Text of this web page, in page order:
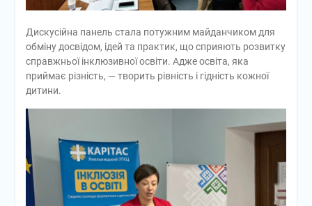
Дискусійна панель стала потужним майданчиком для
обміну досвідом, ідей та практик, що сприяють розвитку
справжньої інклюзивної освіти. Адже освіта, яка
приймає різність, — творить рівність і гідність кожної
дитини.